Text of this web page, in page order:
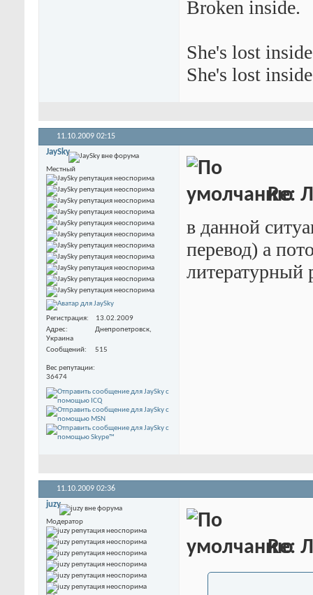
Broken inside.
She's lost
She's lost
11.10.2009 02:15
JaySky
Местный
Регистрация
13.02.2009
Адрес
Днепропетровск,
Украина
Сообщений
515
Вес репутации
36474
Re:
в данной
перевод) а
11.10.2009 02:36
juzy
Модератор
Re: